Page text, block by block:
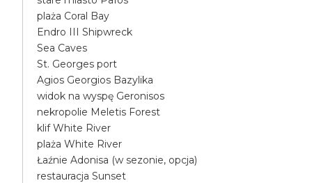
plaża Coral Bay
Endro III Shipwreck
Sea Caves
St. Georges port
Agios Georgios Bazylika
widok na wyspę Geronisos
nekropolie Meletis Forest
klif White River
plaża White River
Łaźnie Adonisa (w sezonie, opcja)
restauracja Sunset